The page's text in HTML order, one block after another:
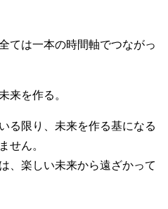
ては一本の時間軸でつながっ
来を作る。
る限り、未来を作る基になる
せん。
、楽しい未来から遠ざかって